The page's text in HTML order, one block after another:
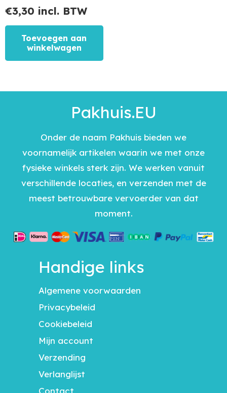
€3,30 incl. BTW
Toevoegen aan
winkelwagen
Pakhuis.EU
Onder de naam Pakhuis bieden we
voornamelijk artikelen waarin we met onze
fysieke winkels sterk zijn. We werken vanuit
verschillende locaties, en verzenden met de
meest betrouwbare vervoerder van dat
moment.
Handige links
Algemene voorwaarden
Privacybeleid
Cookiebeleid
Mijn account
Verzending
Verlanglijst
Contact